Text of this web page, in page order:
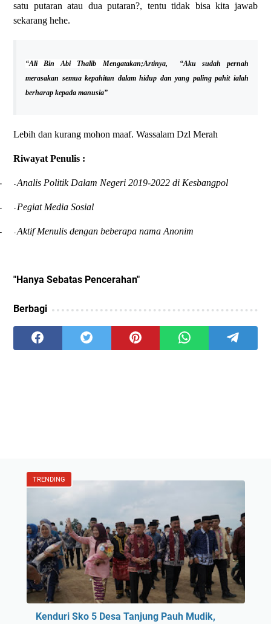
satu putaran atau dua putaran?, tentu tidak bisa kita jawab
sekarang hehe.
“Ali Bin Abi Thalib Mengatakan;Artinya, “Aku sudah pernah
merasakan semua kepahitan dalam hidup dan yang paling pahit ialah
berharap kepada manusia”
Lebih dan kurang mohon maaf. Wassalam Dzl Merah
Riwayat Penulis :
-Analis Politik Dalam Negeri 2019-2022 di Kesbangpol
- Pegiat Media Sosial
-Aktif Menulis dengan beberapa nama Anonim
"Hanya Sebatas Pencerahan"
Berbagi
TRENDING
Kenduri Sko 5 Desa Tanjung Pauh Mudik,